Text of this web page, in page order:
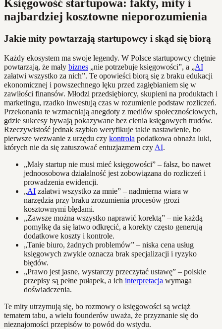
Księgowość startupowa: fakty, mity i
najbardziej kosztowne nieporozumienia
Jakie mity powtarzają startupowcy i skąd się biorą
Każdy ekosystem ma swoje legendy. W Polsce startupowcy chętnie
powtarzają, że mały biznes „nie potrzebuje księgowości”, a „AI
załatwi wszystko za nich”. Te opowieści biorą się z braku edukacji
ekonomicznej i powszechnego lęku przed zagłębianiem się w
zawiłości finansów. Młodzi przedsiębiorcy, skupieni na produktach i
marketingu, rzadko inwestują czas w rozumienie podstaw rozliczeń.
Przekonania te wzmacniają anegdoty z mediów społecznościowych,
gdzie sukcesy bywają pokazywane bez cienia księgowych trudów.
Rzeczywistość jednak szybko weryfikuje takie nastawienie, bo
pierwsze wezwanie z urzędu czy kontrola podatkowa obnaża luki,
których nie da się zatuszować entuzjazmem czy AI.
„Mały startup nie musi mieć księgowości” – fałsz, bo nawet
jednoosobowa działalność jest zobowiązana do rozliczeń i
prowadzenia ewidencji.
„AI załatwi wszystko za mnie” – nadmierna wiara w
narzędzia przy braku zrozumienia procesów grozi
kosztownymi błędami.
„Zawsze można wszystko naprawić korektą” – nie każdą
pomyłkę da się łatwo odkręcić, a korekty często generują
dodatkowe koszty i kontrole.
„Tanie biuro, żadnych problemów” – niska cena usług
księgowych zwykle oznacza brak specjalizacji i ryzyko
błędów.
„Prawo jest jasne, wystarczy przeczytać ustawę” – polskie
przepisy są pełne pułapek, a ich interpretacja wymaga
doświadczenia.
Te mity utrzymują się, bo rozmowy o księgowości są wciąż
tematem tabu, a wielu founderów uważa, że przyznanie się do
nieznajomości przepisów to powód do wstydu.